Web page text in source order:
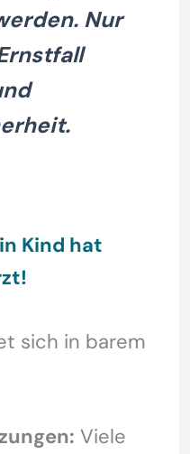
Nur
Kind hat
sich in barem
Viele